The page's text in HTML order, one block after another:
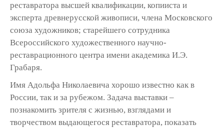
реставратора высшей квалификации, копииста и
эксперта древнерусской живописи, члена Московского
союза художников; старейшего сотрудника
Всероссийского художественного научно-
реставрационного центра имени академика И.Э.
Грабаря.
Имя Адольфа Николаевича хорошо известно как в
России, так и за рубежом. Задача выставки –
познакомить зрителя с жизнью, взглядами и
творчеством выдающегося реставратора, показать